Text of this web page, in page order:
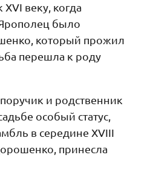
веку, когда
было
который прожил
перешла к роду
и родственник
особый статус,
в середине XVIII
принесла